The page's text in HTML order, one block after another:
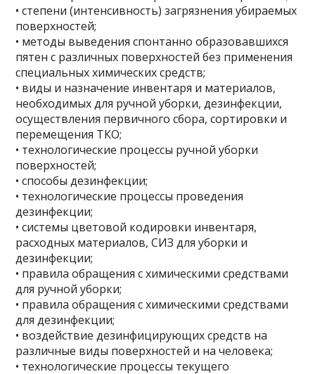
• степени (интенсивность) загрязнения убираемых
поверхностей;
• методы выведения спонтанно образовавшихся
пятен с различных поверхностей без применения
специальных химических средств;
• виды и назначение инвентаря и материалов,
необходимых для ручной уборки, дезинфекции,
осуществления первичного сбора, сортировки и
перемещения ТКО;
• технологические процессы ручной уборки
поверхностей;
• способы дезинфекции;
• технологические процессы проведения
дезинфекции;
• системы цветовой кодировки инвентаря,
расходных материалов, СИЗ для уборки и
дезинфекции;
• правила обращения с химическими средствами
для ручной уборки;
• правила обращения с химическими средствами
для дезинфекции;
• воздействие дезинфицирующих средств на
различные виды поверхностей и на человека;
• технологические процессы текущего